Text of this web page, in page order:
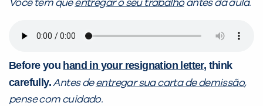
Você tem queentregar o seu trabalhoantes da aula.
Before you hand in your resignation letter, think
carefully.Antes deentregar sua carta de demissão,
pense com cuidado.